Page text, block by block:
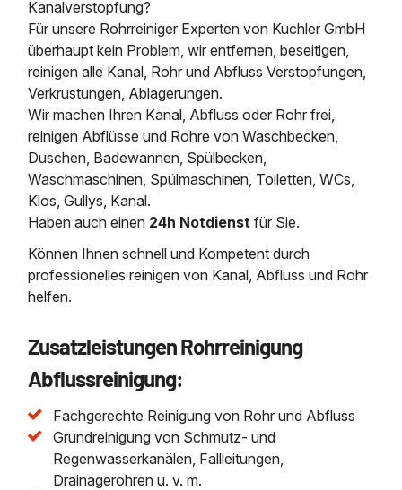
Kanalverstopfung?
Für unsere Rohrreiniger Experten von Kuchler GmbH
überhaupt kein Problem, wir entfernen, beseitigen,
reinigen alle Kanal, Rohr und Abfluss Verstopfungen,
Verkrustungen, Ablagerungen.
Wir machen Ihren Kanal, Abfluss oder Rohr frei,
reinigen Abflüsse und Rohre von Waschbecken,
Duschen, Badewannen, Spülbecken,
Waschmaschinen, Spülmaschinen, Toiletten, WCs,
Klos, Gullys, Kanal.
Haben auch einen 24h Notdienst für Sie.
Können Ihnen schnell und Kompetent durch
professionelles reinigen von Kanal, Abfluss und Rohr
helfen.
Zusatzleistungen Rohrreinigung
Abflussreinigung:
Fachgerechte Reinigung von Rohr und Abfluss
Grundreinigung von Schmutz- und
Regenwasserkanälen, Fallleitungen,
Drainagerohren u. v. m.